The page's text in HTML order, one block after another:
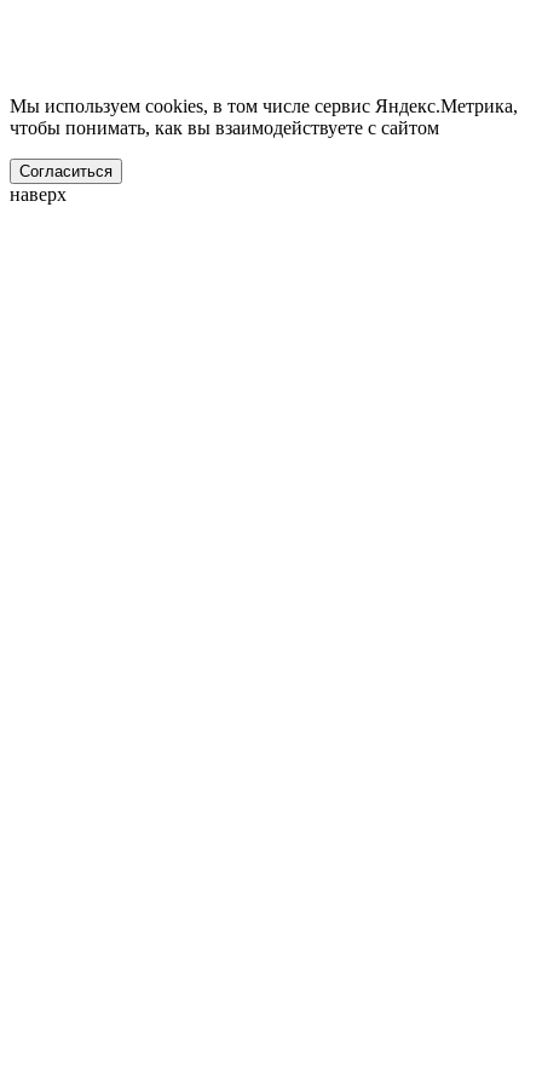
Мы используем cookies, в том числе сервис Яндекс.Метрика,
чтобы понимать, как вы взаимодействуете с сайтом
Согласиться
наверх